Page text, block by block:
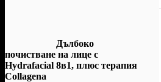
Дълбоко
почистване на лице с
Hydrafacial 8в1, плюс терапия
Collagena